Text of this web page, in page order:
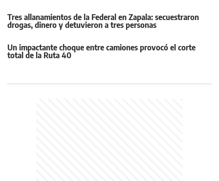
Tres allanamientos de la Federal en Zapala: secuestraron
drogas, dinero y detuvieron a tres personas
Un impactante choque entre camiones provocó el corte
total de la Ruta 40